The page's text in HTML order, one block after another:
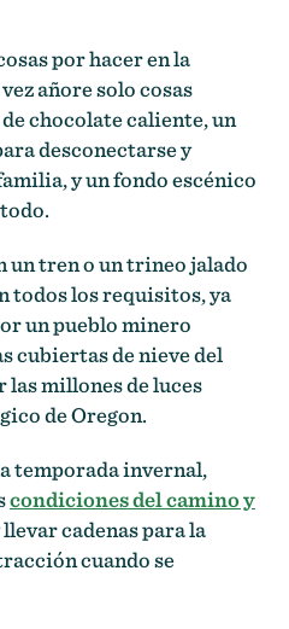
por hacer en la
añore solo cosas
chocolate caliente, un
desconectarse y
y un fondo escénico
un tren o un trineo jalado
todos los requisitos, ya
un pueblo minero
cubiertas de nieve del
las millones de luces
de Oregon.
temporada invernal,
condicionesdel camino y
cadenas para la
cuando se